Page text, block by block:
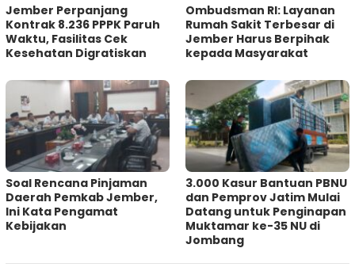
Jember Perpanjang
Kontrak 8.236 PPPK Paruh
Waktu, Fasilitas Cek
Kesehatan Digratiskan
Ombudsman RI: Layanan
Rumah Sakit Terbesar di
Jember Harus Berpihak
kepada Masyarakat
‎Soal Rencana Pinjaman
Daerah Pemkab Jember,
Ini Kata Pengamat
Kebijakan ‎
3.000 Kasur Bantuan PBNU
dan Pemprov Jatim Mulai
Datang untuk Penginapan
Muktamar ke-35 NU di
Jombang